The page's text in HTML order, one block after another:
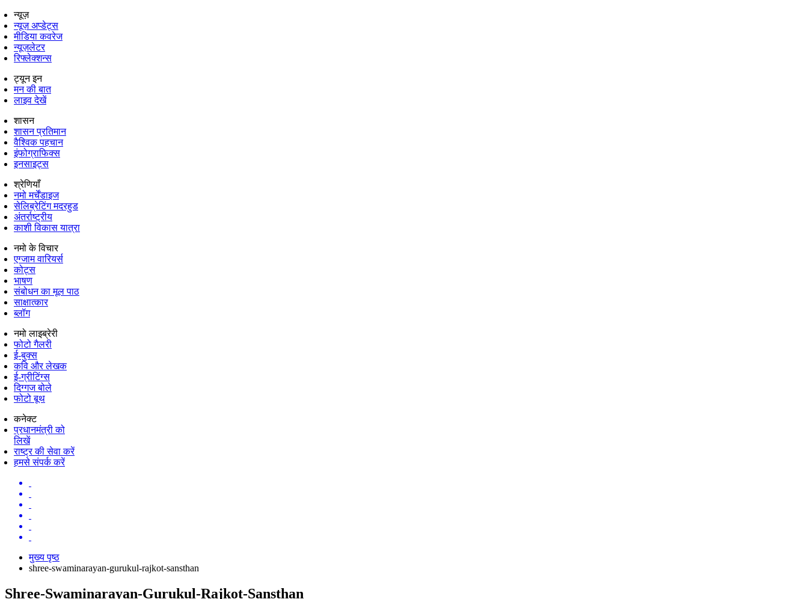
न्यूज़
न्यूज़ अप्डेट्स
मीडिया कवरेज
न्यूज़लेटर
रिफ्लेक्शन्स
ट्यून इन
मन की बात
लाइव देखें
शासन
शासन प्रतिमान
वैश्विक पहचान
इंफोग्राफिक्स
इनसाइट्स
श्रेणियाँ
नमो मर्चेंडाइज
सेलिब्रेटिंग मदरहुड
अंतर्राष्‍ट्रीय
काशी विकास यात्रा
नमो के विचार
एग्जाम वारियर्स
कोट्स
भाषण
संबोधन का मूल पाठ
साक्षात्कार
ब्लॉग
नमो लाइब्रेरी
फोटो गैलरी
ई-बुक्स
कवि और लेखक
ई-ग्रीटिंग्स
दिग्गज बोले
फोटो बूथ
कनेक्ट
प्रधानमंत्री को
लिखें
राष्ट्र की सेवा करें
हमसे संपर्क करें
मुख्य पृष्ठ
shree-swaminarayan-gurukul-rajkot-sansthan
Shree-Swaminarayan-Gurukul-Rajkot-Sansthan